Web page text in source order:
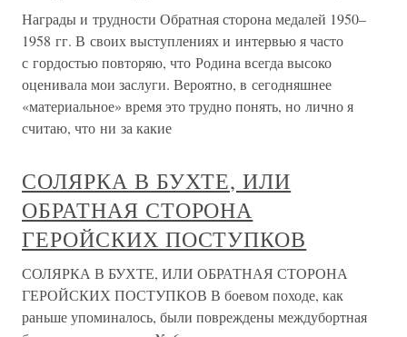
Награды и трудности Обратная сторона медалей 1950–
1958 гг. В своих выступлениях и интервью я часто
с гордостью повторяю, что Родина всегда высоко
оценивала мои заслуги. Вероятно, в сегодняшнее
«материальное» время это трудно понять, но лично я
считаю, что ни за какие
СОЛЯРКА В БУХТЕ, ИЛИ
ОБРАТНАЯ СТОРОНА
ГЕРОЙСКИХ ПОСТУПКОВ
СОЛЯРКА В БУХТЕ, ИЛИ ОБРАТНАЯ СТОРОНА
ГЕРОЙСКИХ ПОСТУПКОВ В боевом походе, как
раньше упоминалось, были повреждены междубортная